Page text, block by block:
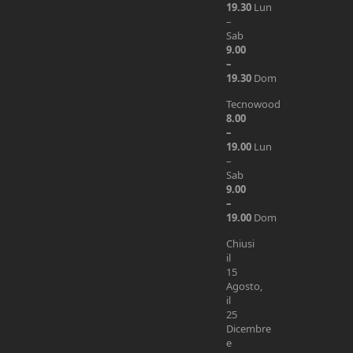
19.30Lun
–
Sab
9.00
–
19.30Dom
Tecnowood
8.00
–
19.00Lun
–
Sab
9.00
–
19.00Dom
Chiusi
il
15
Agosto,
il
25
Dicembre
e